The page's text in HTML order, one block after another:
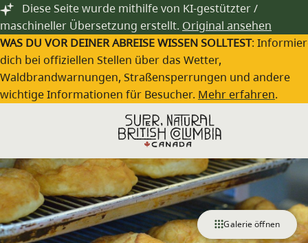
Zum Hauptinhalt springen
Diese Seite wurde mithilfe von KI-gestützter /
maschineller Übersetzung erstellt. Original ansehen
WAS DU VOR DEINER ABREISE WISSEN SOLLTEST:
dich bei offiziellen Stellen über das Wetter,
Waldbrandwarnungen, Straßensperrungen und andere
wichtige Informationen für Besucher. Mehr erfahren.
Galerie öffnen